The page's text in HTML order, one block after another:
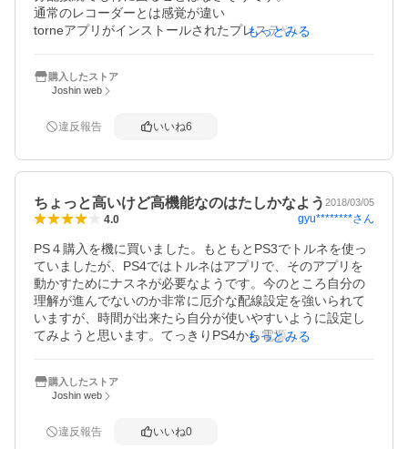
CMなどのポイントも正確。　唯一の欠点はトリミング編集
がないこと。これだけは欲しい
通常のレコーダーとは感覚が違い
torneアプリがインストールされたプレステやVITAあるいは
いので１倍速データしか取り扱いできません
TV機能を持ってないスマホには重宝する何所でもテレビ機
しょう
ホ用は無料ですが書き出し機能とTV視聴機能は有料です(初
PC用はnasne専用ではないのでそれなりの値段になってし
まい残念です。
もっとみる
購入したストア
Joshin web
違反報告 いいね6
ちょっと高いけど高機能なのはたしかなよう 2018/03/05
4.0 gyu********さん
PS４購入を機に買いました。もともとPS3でトルネを使っ
ていましたが、PS4ではトルネはアプリで、そのアプリを
動かすためにナスネが必要なようです。今のところ自分の
理解が進んでないのか非常に厄介な配線設定を強いられて
いますが、時間が出来たら自分が使いやすいように設定し
てみようと思います。てっきりPS4から電源を取るもんだ
画しているようです。テレビ視聴もナスネの電源を入れて
おかないと映らない仕組みになってますので（いまのとこ
教えて！
もっとみる
購入したストア
Joshin web
違反報告 いいね0